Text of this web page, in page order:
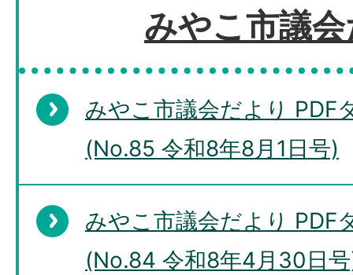
みやこ市議
みやこ市議会だより PDF
(No.85 令和8年8月1日号)
みやこ市議会だより PDF
(No.84 令和8年4月30日